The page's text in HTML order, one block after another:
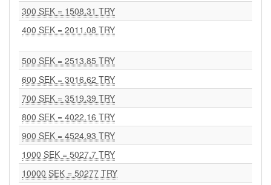
300 SEK = 1508.31 TRY
400 SEK = 2011.08 TRY
500 SEK = 2513.85 TRY
600 SEK = 3016.62 TRY
700 SEK = 3519.39 TRY
800 SEK = 4022.16 TRY
900 SEK = 4524.93 TRY
1000 SEK = 5027.7 TRY
10000 SEK = 50277 TRY